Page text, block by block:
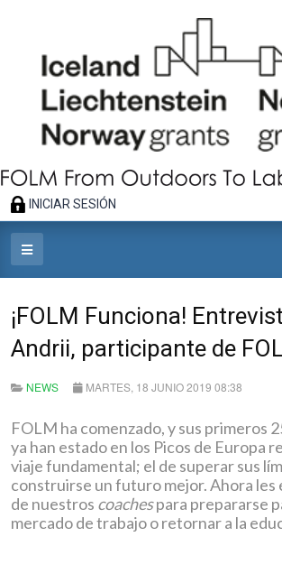
INICIAR SESIÓN
¡FOLM Funciona!
Andrii, participante de
NEWS MARTES, 18 JUNIO 2019 08:38
FOLM ha comenzado, y sus primeros
ya han estado en los Picos de Europa
viaje fundamental; el de superar sus
construirse un futuro mejor. Ahora les
de nuestros coachespara prepararse
mercado de trabajo o retornar a la